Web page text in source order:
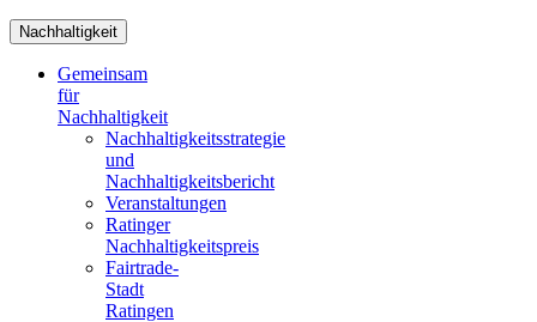
Nachhaltigkeit
Gemeinsam
für
Nachhaltigkeit
Nachhaltigkeitsstrategie
und
Nachhaltigkeitsbericht
Veranstaltungen
Ratinger
Nachhaltigkeitspreis
Fairtrade-
Stadt
Ratingen